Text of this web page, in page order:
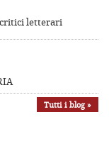
letterari
Tutti i blog »